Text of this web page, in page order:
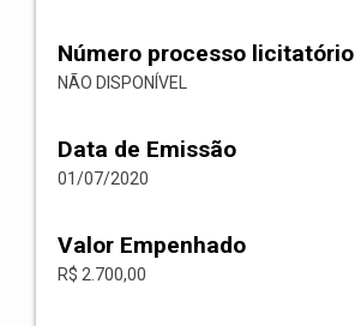
Número processo licitatório
NÃO DISPONÍVEL
Data de Emissão
01/07/2020
Valor Empenhado
R$ 2.700,00